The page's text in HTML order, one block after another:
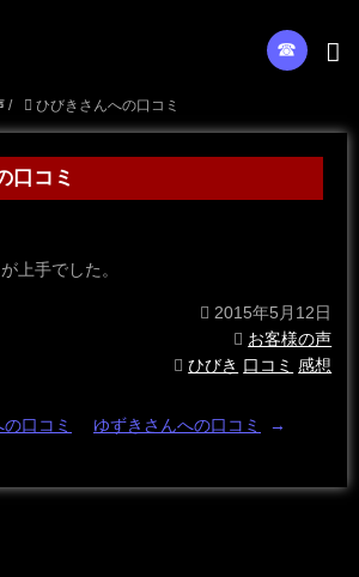
☎︎
/ ひびきさんへの口コミ
口コミ
上手でした。
2015年5月12日
お客様の声
ひびき 口コミ 感想
口コミ ゆずきさんへの口コミ →